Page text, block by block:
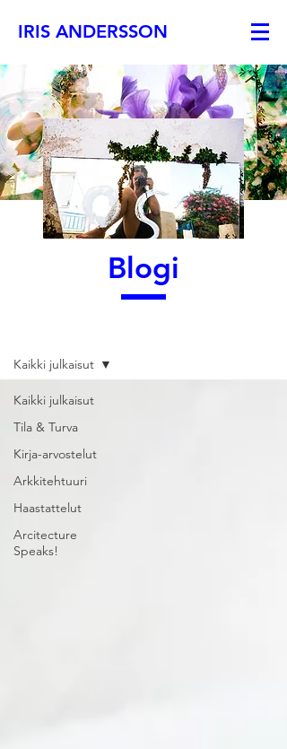
IRIS ANDERSSON
Blogi
Kaikki julkaisut
Tila & Turva
Kirja-arvostelut
Arkkitehtuuri
Haastattelut
Arcitecture
Speaks!
Kaikki julkaisut